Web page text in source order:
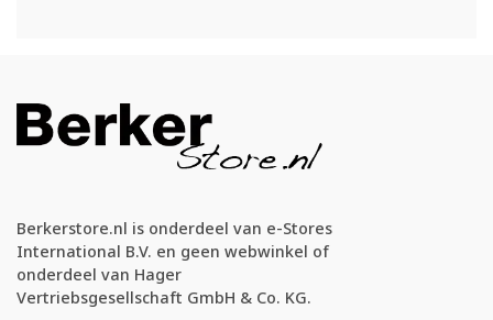
Berkerstore.nl is onderdeel van e-Stores
International B.V. en geen webwinkel of
onderdeel van Hager
Vertriebsgesellschaft GmbH & Co. KG.